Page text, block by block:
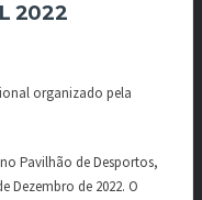
2022
organizado pela
Pavilhão de Desportos,
Dezembro de 2022. O